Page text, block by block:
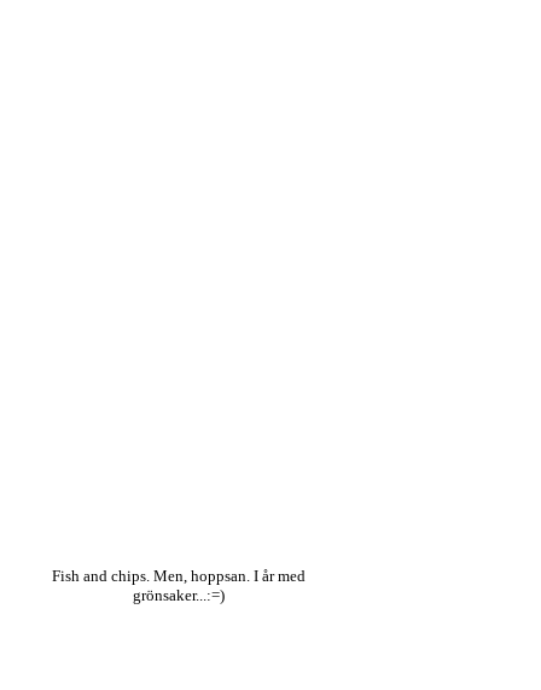
Fish and chips. Men, hoppsan. I år med
grönsaker...:=)